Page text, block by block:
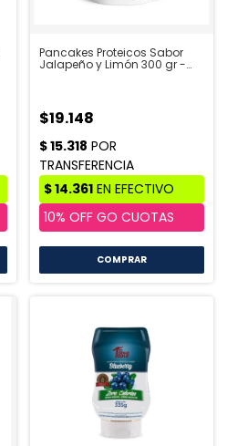
Pancakes Proteicos Sabor
Jalapeño y Limón 300 gr -
GRANGER
$19.148